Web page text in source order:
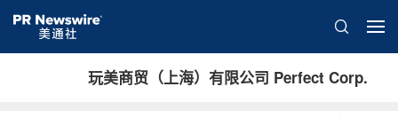
玩美商贸（上海）有限公司 Perfect Corp.